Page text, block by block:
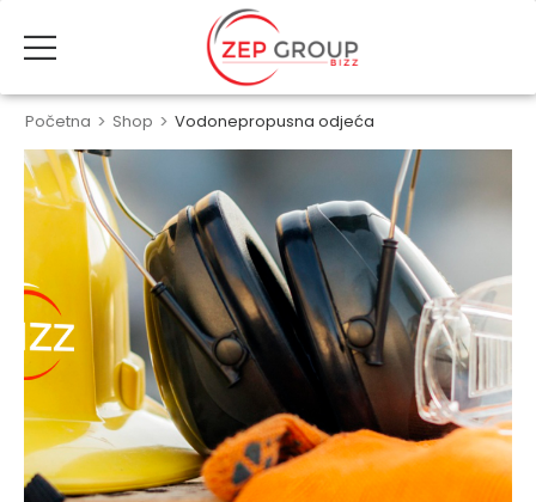
Početna > Shop > Vodonepropusna odjeća